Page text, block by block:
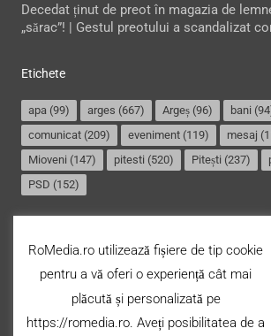
Decedat ținut de preot în magazia de
„sărac”! | Gestul preotului a scandalizat
Etichete
apa (99) arges (667) Argeș (96) bani
comunicat (209) eveniment (119) mesaj
Mioveni (147) pitesti (520) Pitești (237)
PSD (152)
Website-ul şi conţinutul acestuia, sunt
drepturilor de autor din România (nr. 8/
pot copia, stoca, modifica ori transfera
RoMedia.ro utilizează fișiere de tip cookie
pentru a vă oferi o experiență cât mai
plăcută și personalizată pe
https://romedia.ro. Aveți posibilitatea de a